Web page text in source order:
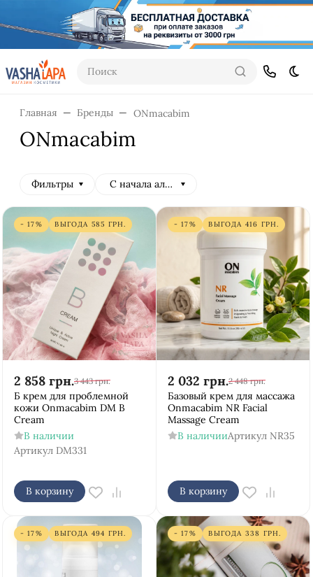
Поиск
Главная Бренды ONmacabim
ONmacabim
Фильтры С начала алфавита
- 17% ВЫГОДА 585 ГРН.
2 858 грн.3 443 грн.
Б крем для проблемной
кожи Onmacabim DM B
Cream
В наличии
Артикул DM331
В корзину
- 17% ВЫГОДА 416 ГРН.
2 032 грн.2 448 грн.
Базовый крем для массажа
Onmacabim NR Facial
Massage Cream
В наличииАртикул NR35
В корзину
- 17% ВЫГОДА 494 ГРН. - 17% ВЫГОДА 338 ГРН.